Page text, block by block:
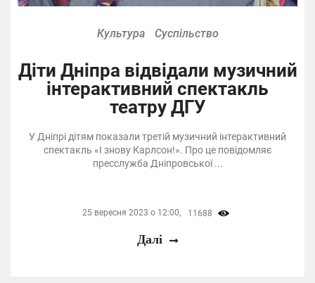
Культура Суспільство
Діти Дніпра відвідали музичний
інтерактивний спектакль
театру ДГУ
У Дніпрі дітям показали третій музичний інтерактивний
спектакль «І знову Карлсон!». Про це повідомляє
пресслужба Дніпровської ...
25 вересня 2023 о 12:00, 11688
Далі